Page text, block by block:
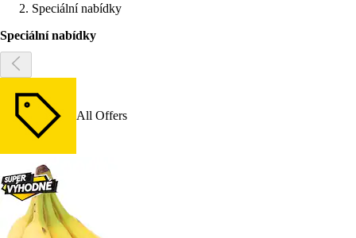
Speciální nabídky
Speciální nabídky
All Offers